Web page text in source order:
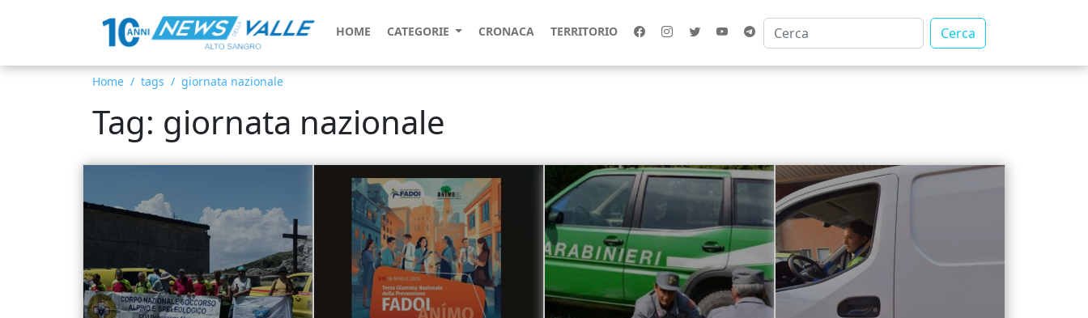
HOME CATEGORIE CRONACA TERRITORIO Cerca
Home tags giornata nazionale
Tag: giornata nazionale